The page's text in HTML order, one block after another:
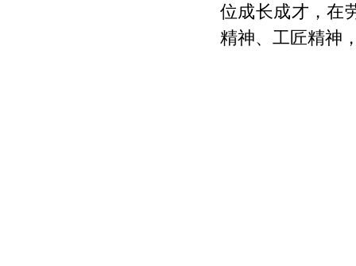
位成长成才，在
精神、工匠精神